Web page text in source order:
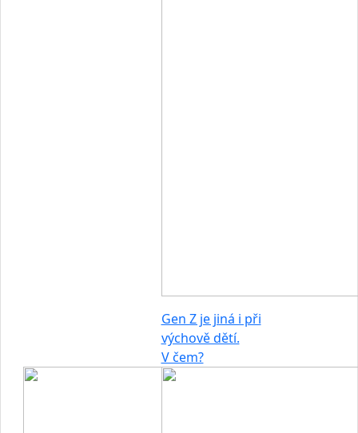
Gen Z je jiná i při
výchově dětí.
V čem?